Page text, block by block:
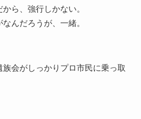
ら、強行しかない。
んだろうが、一緒。
会がしっかりプロ市民に乗っ取